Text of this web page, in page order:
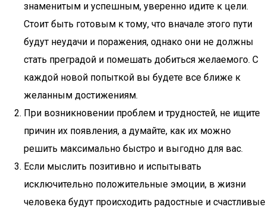
знаменитым и успешным, уверенно идите к цели.
Стоит быть готовым к тому, что вначале этого пути
будут неудачи и поражения, однако они не должны
стать преградой и помешать добиться желаемого. С
каждой новой попыткой вы будете все ближе к
желанным достижениям.
При возникновении проблем и трудностей, не ищите
причин их появления, а думайте, как их можно
решить максимально быстро и выгодно для вас.
Если мыслить позитивно и испытывать
исключительно положительные эмоции, в жизни
человека будут происходить радостные и счастливые